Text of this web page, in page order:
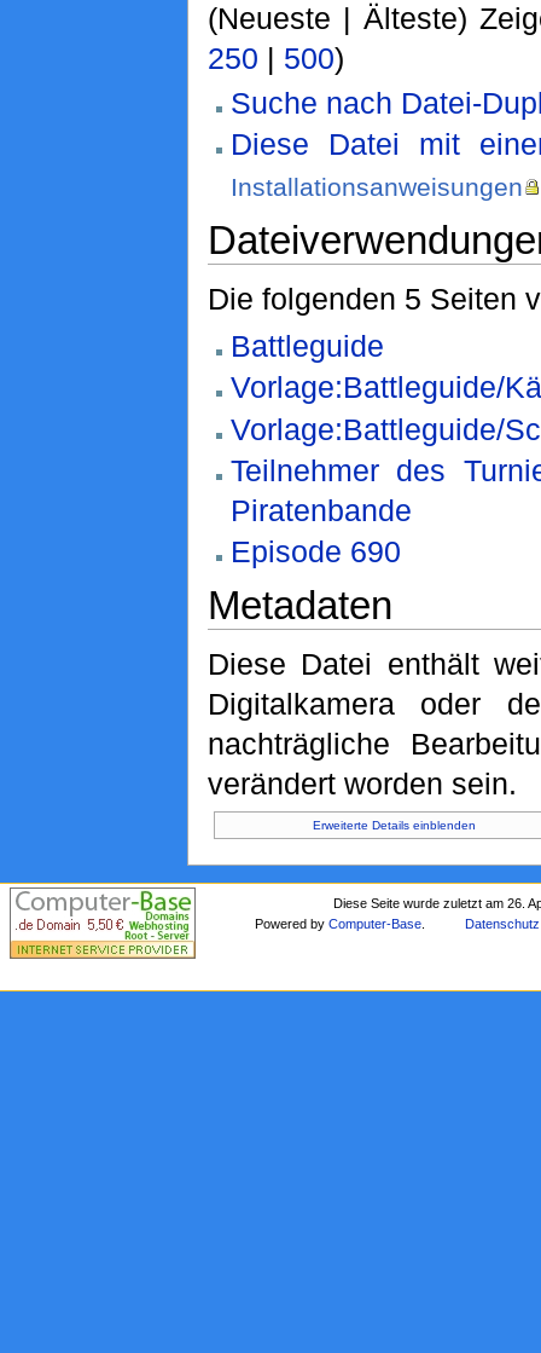
(Neueste | Älteste)
250 | 500)
Suche nach Datei-
Diese Datei mit
Installationsanweisungen
Die folgenden 5 Seiten
Battleguide
Vorlage:Battleguide/
Vorlage:Battleguide/
Teilnehmer des
Piratenbande
Episode 690
Metadaten
Diese Datei enthält
Digitalkamera oder
nachträgliche
verändert worden sein.
Erweiterte Details einblenden
Diese Seite wurde zuletzt am 26.
Powered byComputer-Base Datenschutz